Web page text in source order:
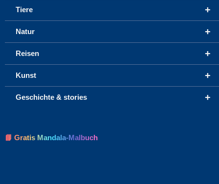
+
Tiere
+
Natur
+
Reisen
+
Kunst
+
Geschichte & stories
📘 Gratis Mandala-Malbuch